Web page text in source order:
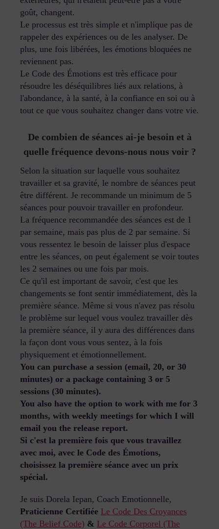
goût, changent.
Le processus est très simple et n'implique pas de
rappeler des expériences ou de les analyser. De
plus, une fois libérées, les émotions bloquées ne
reviennent pas.
Le Code des Émotions est très efficace pour
résoudre les déséquilibres liés aux relations, à
l'abondance, à la santé, à la confiance en soi ou à
tout ce que vous souhaitez changer dans votre vie.
De combien de séances ai-je besoin et à
quelle fréquence devons-nous nous voir ?
Selon la situation sur laquelle vous souhaitez
travailler et sa gravité, le nombre de séances peut
être différent. Je recommande un minimum de 5
séances pour pouvoir travailler en profondeur.
La fréquence recommandée des séances est de 1
par semaine, mais pas plus de 2 par semaine. Si
vous ressentez le besoin de laisser plus d'espace
entre les séances, on peut également se voir toutes
les 2 semaines ou une fois par mois.
Ce qu'il est important de savoir, c'est que les
changements se font sentir immédiatement, dès la
première séance. Même si vous n'avez pas résolu
le problème sur lequel vous voulez travailler dès
la première séance, il y aura des différences dans
la façon dont vous vous sentez, à la fois
physiquement et émotionnellement.
You can purchase a session (email, 20, or 30
minutes) or a package containing 3 or 5
sessions (30 minutes).
You also have the option to work with me for 3
months, with weekly meetings for which I will
email you the release report.
Si c'est la première fois que vous travaillez
avec moi, avec le Code des Émotions,
choisissez la première séance avec un prix
spécial.
Je suis Dorela Iepan, Coach Emotionnelle,
Praticienne Certifiée Le Code Des Croyances
(The Belief Code) & Le Code Corporel (The